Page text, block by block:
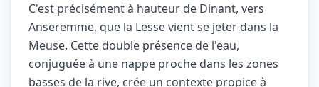
C'est précisément à hauteur de Dinant, vers
Anseremme, que la Lesse vient se jeter dans la
Meuse. Cette double présence de l'eau,
conjuguée à une nappe proche dans les zones
basses de la rive, crée un contexte propice à